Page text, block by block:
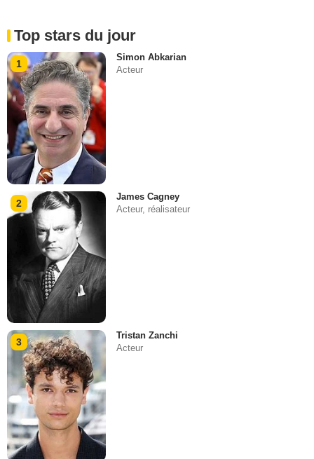
Top stars du jour
1
Simon Abkarian
Acteur
2
James Cagney
Acteur, réalisateur
3
Tristan Zanchi
Acteur